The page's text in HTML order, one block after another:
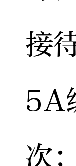
接
5A
次